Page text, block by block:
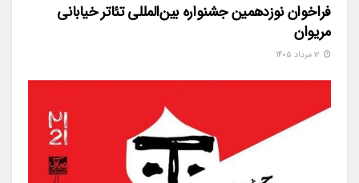
فراخوان نوزدهمین جشنواره بین‌المللی تئاتر خیابانی
مریوان